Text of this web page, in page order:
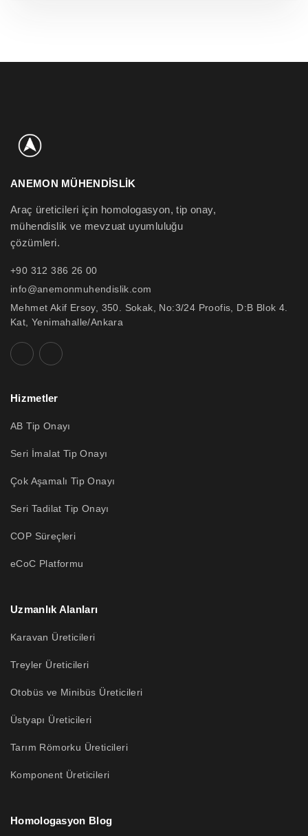
ANEMON MÜHENDİSLİK
Araç üreticileri için homologasyon, tip onay,
mühendislik ve mevzuat uyumluluğu
çözümleri.
+90 312 386 26 00
info@anemonmuhendislik.com
Mehmet Akif Ersoy, 350. Sokak, No:3/24 Proofis, D:B Blok 4.
Kat, Yenimahalle/Ankara
Hizmetler
AB Tip Onayı
Seri İmalat Tip Onayı
Çok Aşamalı Tip Onayı
Seri Tadilat Tip Onayı
COP Süreçleri
eCoC Platformu
Uzmanlık Alanları
Karavan Üreticileri
Treyler Üreticileri
Otobüs ve Minibüs Üreticileri
Üstyapı Üreticileri
Tarım Römorku Üreticileri
Komponent Üreticileri
Homologasyon Blog